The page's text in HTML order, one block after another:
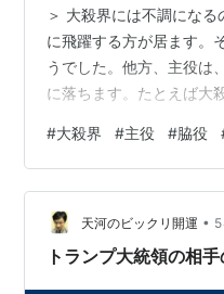
＞ 大殺界には不調にな
に飛躍する方が居ます。
うでした。他方、主役は
に落ちます。たとえば大
とが多いです。また主役
8月9月には弱く。安倍総
領暗殺未遂事件のは7月
月、故障は7月に起きま
死、自害等は決まって、
#大殺界 #主役 #脇役
天河のビックリ開運 •
トランプ大統領の相